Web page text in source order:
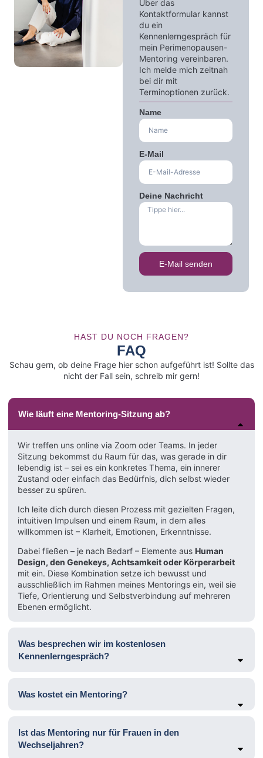
04
Über das
Kontaktformular kannst
du ein
Kennenlerngespräch für
mein Perimenopausen-
Mentoring vereinbaren.
Ich melde mich zeitnah
bei dir mit
Terminoptionen zurück.
Name
E-Mail
Deine Nachricht
E-Mail senden
HAST DU NOCH FRAGEN?
FAQ
Schau gern, ob deine Frage hier schon aufgeführt ist! Sollte das
nicht der Fall sein, schreib mir gern!
Wie läuft eine Mentoring-Sitzung ab?
Wir treffen uns online via Zoom oder Teams. In jeder
Sitzung bekommst du Raum für das, was gerade in dir
lebendig ist – sei es ein konkretes Thema, ein innerer
Zustand oder einfach das Bedürfnis, dich selbst wieder
besser zu spüren.
Ich leite dich durch diesen Prozess mit gezielten Fragen,
intuitiven Impulsen und einem Raum, in dem alles
willkommen ist – Klarheit, Emotionen, Erkenntnisse.
Dabei fließen – je nach Bedarf – Elemente aus Human
Design, den Genekeys, Achtsamkeit oder Körperarbeit
mit ein. Diese Kombination setze ich bewusst und
ausschließlich im Rahmen meines Mentorings ein, weil sie
Tiefe, Orientierung und Selbstverbindung auf mehreren
Ebenen ermöglicht.
Was besprechen wir im kostenlosen
Kennenlerngespräch?
Was kostet ein Mentoring?
Ist das Mentoring nur für Frauen in den
Wechseljahren?